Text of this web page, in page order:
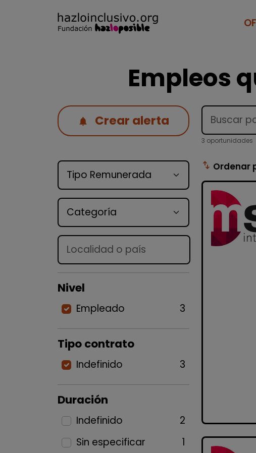
Empleos
Crear alerta
Tipo de oferta
Categoría
Lugar
Nivel
Empleado 3
Tipo contrato
Indefinido 3
Duración
Indefinido
2
Sin especificar
1
3 oportunidades
swap_vert Ordenar